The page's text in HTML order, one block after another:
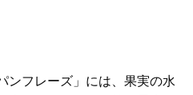
ンフレーズ」には、果実の水